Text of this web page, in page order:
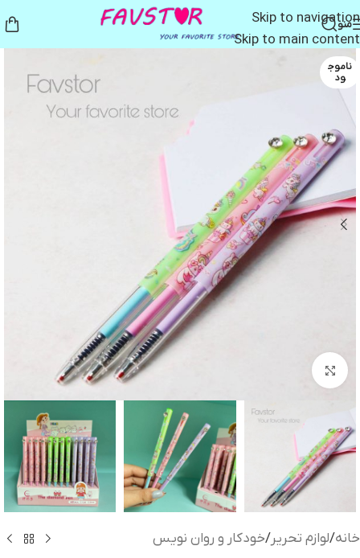
Skip to navigation
Skip to main content
منو
ناموج
ود
بزرگنمایی تصویر
خانه/لوازم تحریر/خودکار و روان نویس